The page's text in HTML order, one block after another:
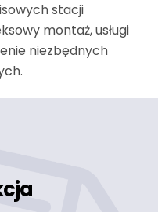
stacji
montaż, usługi
niezbędnych